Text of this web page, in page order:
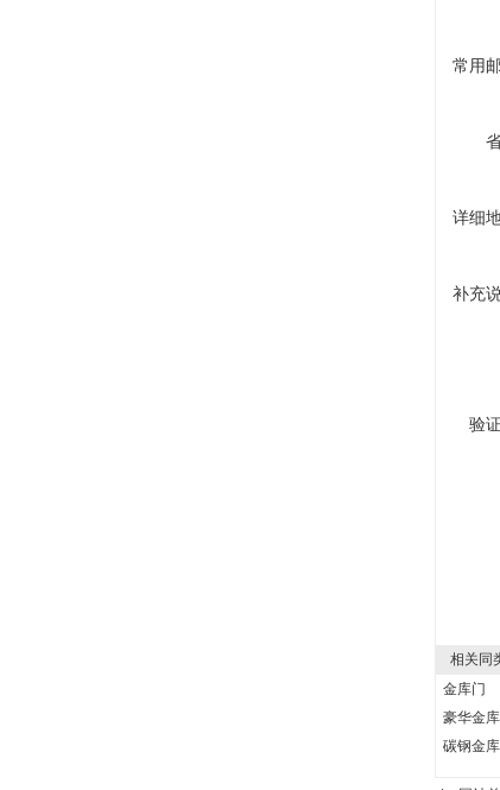
常用
详细
补充
验
相关同
金库门
豪华金
碳钢金